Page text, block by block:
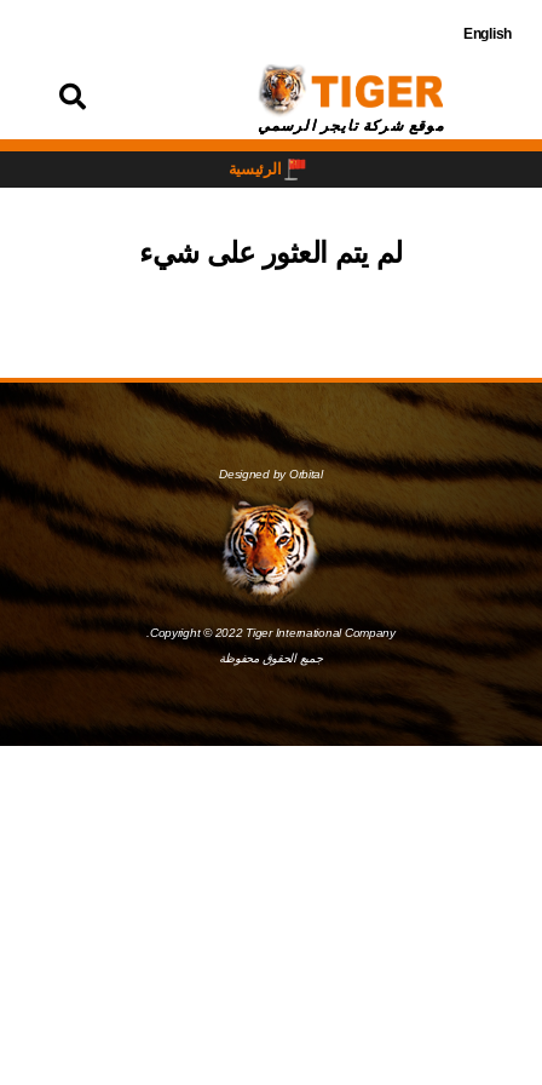
English
موقع شركة تايجر الرسمي
الرئيسية
لم يتم العثور على شيء
Designed by Orbital
Copyright © 2022 Tiger International Company.
جميع الحقوق محفوظة